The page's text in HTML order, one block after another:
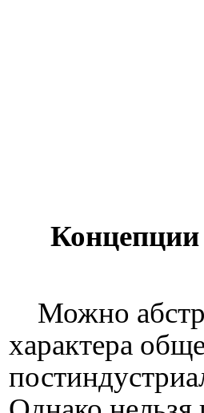
Концепции
Можно
характера